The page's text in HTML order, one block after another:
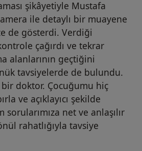
şikâyetiyle Mustafa
ile detaylı bir muayene
de gösterdi. Verdiği
çağırdı ve tekrar
alanlarının geçtiğini
tavsiyelerde de bulundu.
doktor. Çocuğumu hiç
ve açıklayıcı şekilde
net ve anlaşılır
rahatlığıyla tavsiye